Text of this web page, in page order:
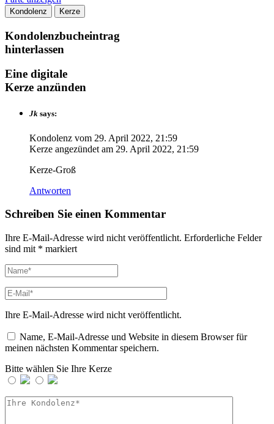
Kondolenz Kerze
Kondolenzbucheintrag
hinterlassen
Eine digitale
Kerze anzünden
Jk says:
Kondolenz vom 29. April 2022, 21:59
Kerze angezündet am 29. April 2022, 21:59
Kerze-Groß
Antworten
Schreiben Sie einen Kommentar
Ihre E-Mail-Adresse wird nicht veröffentlicht. Erforderliche Felder
sind mit * markiert
Ihre E-Mail-Adresse wird nicht veröffentlicht.
Name, E-Mail-Adresse und Website in diesem Browser für
meinen nächsten Kommentar speichern.
Bitte wählen Sie Ihre Kerze